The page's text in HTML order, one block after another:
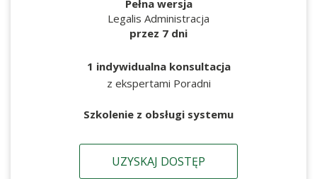
Pełna wersja
Legalis Administracja
przez 7 dni
1 indywidualna konsultacja
z ekspertami Poradni
Szkolenie z obsługi systemu
UZYSKAJ DOSTĘP